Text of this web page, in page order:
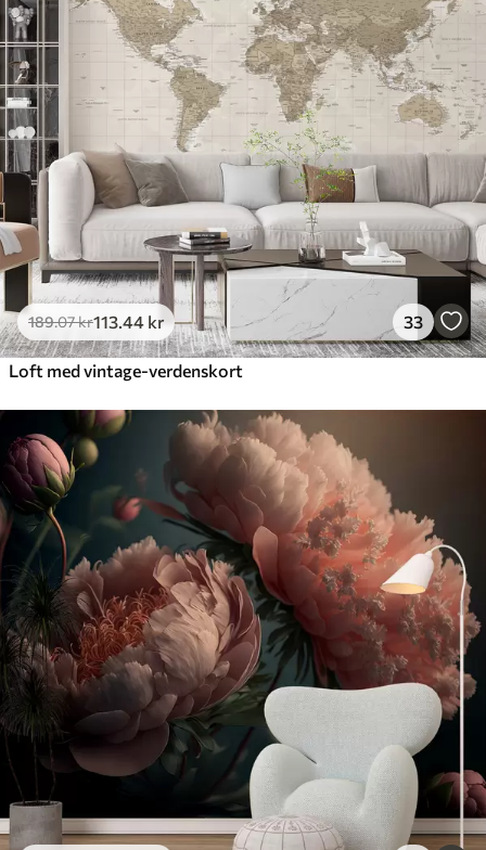
189.07kr113 .44 kr 33
Loft med vintage-verdenskort